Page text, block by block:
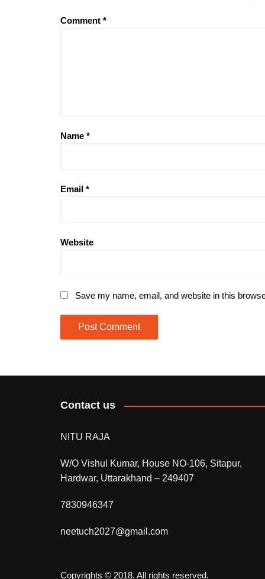
Comment *
Name *
Email *
Website
Save my name, email, and website in this
Contact us
NITU RAJA
W/O Vishul Kumar, House NO-106, Sitapur,
Hardwar, Uttarakhand – 249407
7830946347
neetuch2027@gmail.com
Copyrights © 2018. All rights reserved.